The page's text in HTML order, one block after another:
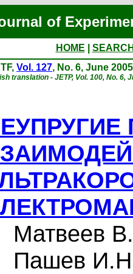
of
HOME
Vol. 127, No. 6, June 2005
translation - JETP, Vol. 100, No. 6,
Матвеев
Пашев